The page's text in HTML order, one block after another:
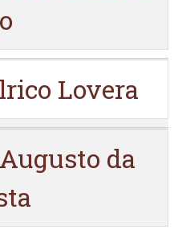
Lovera
da